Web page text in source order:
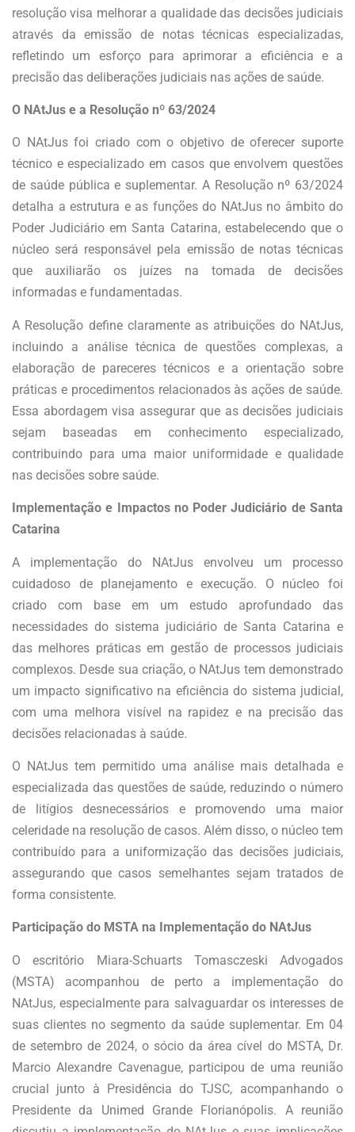
resolução visa melhorar a qualidade das decisões judiciais
através da emissão de notas técnicas especializadas,
refletindo um esforço para aprimorar a eficiência e a
precisão das deliberações judiciais nas ações de saúde.
O NAtJus e a Resolução nº 63/2024
O NAtJus foi criado com o objetivo de oferecer suporte
técnico e especializado em casos que envolvem questões
de saúde pública e suplementar. A Resolução nº 63/2024
detalha a estrutura e as funções do NAtJus no âmbito do
Poder Judiciário em Santa Catarina, estabelecendo que o
núcleo será responsável pela emissão de notas técnicas
que auxiliarão os juízes na tomada de decisões
informadas e fundamentadas.
A Resolução define claramente as atribuições do NAtJus,
incluindo a análise técnica de questões complexas, a
elaboração de pareceres técnicos e a orientação sobre
práticas e procedimentos relacionados às ações de saúde.
Essa abordagem visa assegurar que as decisões judiciais
sejam baseadas em conhecimento especializado,
contribuindo para uma maior uniformidade e qualidade
nas decisões sobre saúde.
Implementação e Impactos no Poder Judiciário de Santa
Catarina
A implementação do NAtJus envolveu um processo
cuidadoso de planejamento e execução. O núcleo foi
criado com base em um estudo aprofundado das
necessidades do sistema judiciário de Santa Catarina e
das melhores práticas em gestão de processos judiciais
complexos. Desde sua criação, o NAtJus tem demonstrado
um impacto significativo na eficiência do sistema judicial,
com uma melhora visível na rapidez e na precisão das
decisões relacionadas à saúde.
O NAtJus tem permitido uma análise mais detalhada e
especializada das questões de saúde, reduzindo o número
de litígios desnecessários e promovendo uma maior
celeridade na resolução de casos. Além disso, o núcleo tem
contribuído para a uniformização das decisões judiciais,
assegurando que casos semelhantes sejam tratados de
forma consistente.
Participação do MSTA na Implementação do NAtJus
O escritório Miara-Schuarts Tomasczeski Advogados
(MSTA) acompanhou de perto a implementação do
NAtJus, especialmente para salvaguardar os interesses de
suas clientes no segmento da saúde suplementar. Em 04
de setembro de 2024, o sócio da área cível do MSTA, Dr.
Marcio Alexandre Cavenague, participou de uma reunião
crucial junto à Presidência do TJSC, acompanhando o
Presidente da Unimed Grande Florianópolis. A reunião